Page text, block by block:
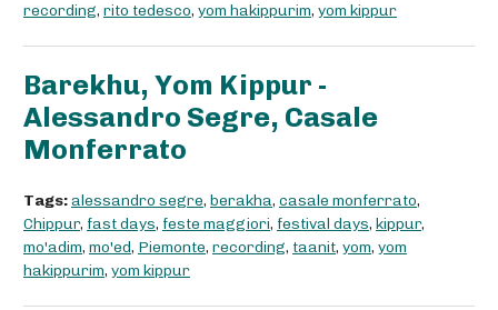
recording, rito tedesco, yom hakippurim, yom kippur
Barekhu, Yom Kippur -
Alessandro Segre, Casale
Monferrato
Tags:alessandro segre, berakha, casale monferrato,
Chippur, fast days, feste maggiori, festival days, kippur,
mo'adim, mo'ed, Piemonte, recording, taanit, yom, yom
hakippurim, yom kippur